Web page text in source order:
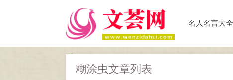
名人名言大全
糊涂虫文章列表